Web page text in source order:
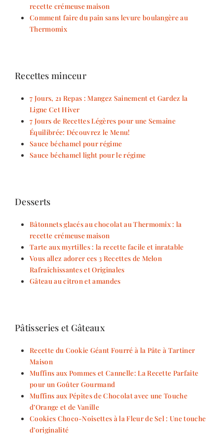
recette crémeuse maison
Comment faire du pain sans levure boulangère au
Thermomix
Recettes minceur
7 Jours, 21 Repas : Mangez Sainement et Gardez la
Ligne Cet Hiver
7 Jours de Recettes Légères pour une Semaine
Équilibrée: Découvrez le Menu!
Sauce béchamel pour régime
Sauce béchamel light pour le régime
Desserts
Bâtonnets glacés au chocolat au Thermomix : la
recette crémeuse maison
Tarte aux myrtilles : la recette facile et inratable
Vous allez adorer ces 3 Recettes de Melon
Rafraîchissantes et Originales
Gâteau au citron et amandes
Pâtisseries et Gâteaux
Recette du Cookie Géant Fourré à la Pâte à Tartiner
Maison
Muffins aux Pommes et Cannelle: La Recette Parfaite
pour un Goûter Gourmand
Muffins aux Pépites de Chocolat avec une Touche
d’Orange et de Vanille
Cookies Choco-Noisettes à la Fleur de Sel : Une touche
d’originalité